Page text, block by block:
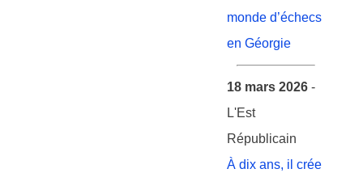
monde d’échecs
en Géorgie
18 mars 2026 -
L'Est
Républicain
À dix ans, il crée